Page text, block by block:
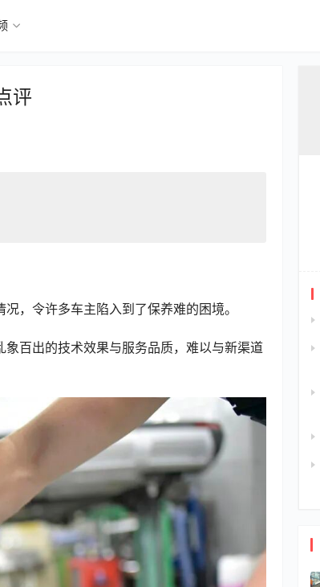
评
，令许多车主陷入到了保养难的困境。
百出的技术效果与服务品质，难以与新渠道